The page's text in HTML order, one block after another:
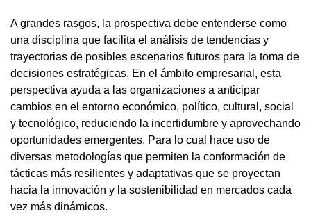
A grandes rasgos, la prospectiva debe entenderse como
una disciplina que facilita el análisis de tendencias y
trayectorias de posibles escenarios futuros para la toma de
decisiones estratégicas. En el ámbito empresarial, esta
perspectiva ayuda a las organizaciones a anticipar
cambios en el entorno económico, político, cultural, social
y tecnológico, reduciendo la incertidumbre y aprovechando
oportunidades emergentes. Para lo cual hace uso de
diversas metodologías que permiten la conformación de
tácticas más resilientes y adaptativas que se proyectan
hacia la innovación y la sostenibilidad en mercados cada
vez más dinámicos.